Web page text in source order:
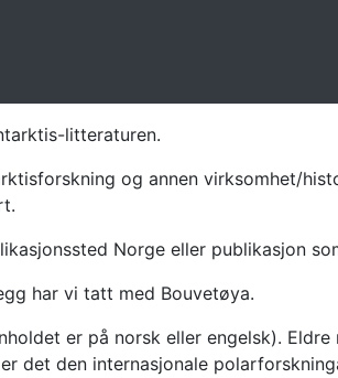
litteraturen.
og annen virksomhet/
Norge eller publikasjon
har vi tatt med Bouvetøya.
er på norsk eller engelsk).
det den internasjonale